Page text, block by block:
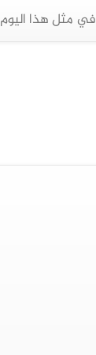
في مثل هذا اليوم